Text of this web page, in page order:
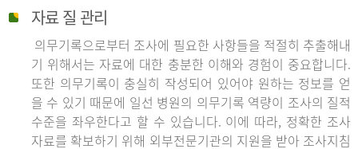
자료 질 관리
의무기록으로부터 조사에 필요한 사항들을 적절히 추출해내
기 위해서는 자료에 대한 충분한 이해와 경험이 중요합니다.
또한 의무기록이 충실히 작성되어 있어야 원하는 정보를 얻
을 수 있기 때문에 일선 병원의 의무기록 역량이 조사의 질적
수준을 좌우한다고 할 수 있습니다. 이에 따라, 정확한 조사
자료를 확보하기 위해 외부전문기관의 지원을 받아 조사지침